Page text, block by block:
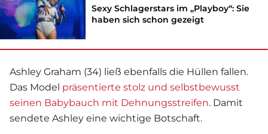
Sexy Schlagerstars im „Playboy“: Sie
haben sich schon gezeigt
Ashley Graham (34) ließ ebenfalls die Hüllen fallen.
Das Model präsentierte stolz und selbstbewusst
seinen Babybauch mit Dehnungsstreifen. Damit
sendete Ashley eine wichtige Botschaft.